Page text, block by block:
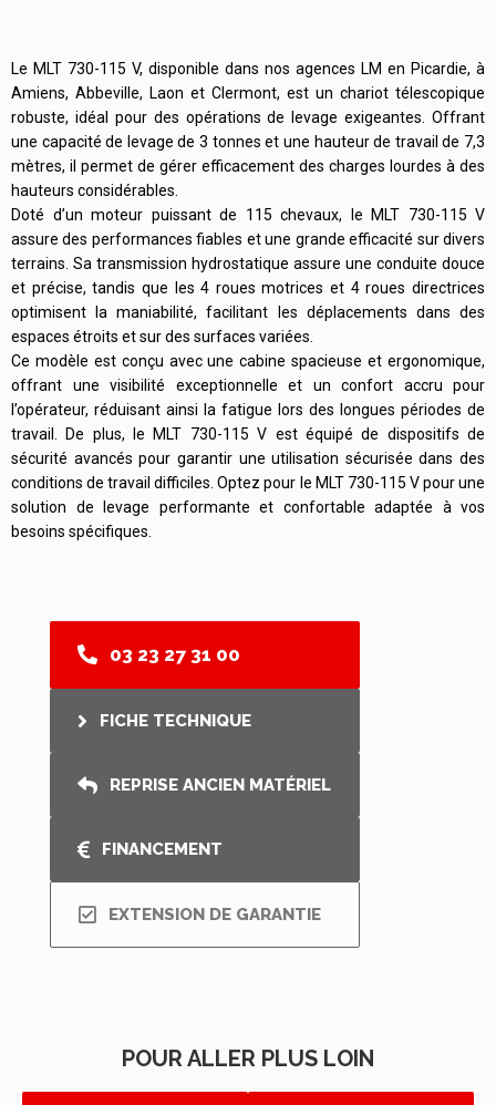
Le MLT 730-115 V, disponible dans nos agences LM en Picardie, à
Amiens, Abbeville, Laon et Clermont, est un chariot télescopique
robuste, idéal pour des opérations de levage exigeantes. Offrant
une capacité de levage de 3 tonnes et une hauteur de travail de 7,3
mètres, il permet de gérer efficacement des charges lourdes à des
hauteurs considérables.
Doté d’un moteur puissant de 115 chevaux, le MLT 730-115 V
assure des performances fiables et une grande efficacité sur divers
terrains. Sa transmission hydrostatique assure une conduite douce
et précise, tandis que les 4 roues motrices et 4 roues directrices
optimisent la maniabilité, facilitant les déplacements dans des
espaces étroits et sur des surfaces variées.
Ce modèle est conçu avec une cabine spacieuse et ergonomique,
offrant une visibilité exceptionnelle et un confort accru pour
l’opérateur, réduisant ainsi la fatigue lors des longues périodes de
travail. De plus, le MLT 730-115 V est équipé de dispositifs de
sécurité avancés pour garantir une utilisation sécurisée dans des
conditions de travail difficiles. Optez pour le MLT 730-115 V pour une
solution de levage performante et confortable adaptée à vos
besoins spécifiques.
03 23 27 31 00
FICHE TECHNIQUE
REPRISE ANCIEN MATÉRIEL
FINANCEMENT
EXTENSION DE GARANTIE
POUR ALLER PLUS LOIN